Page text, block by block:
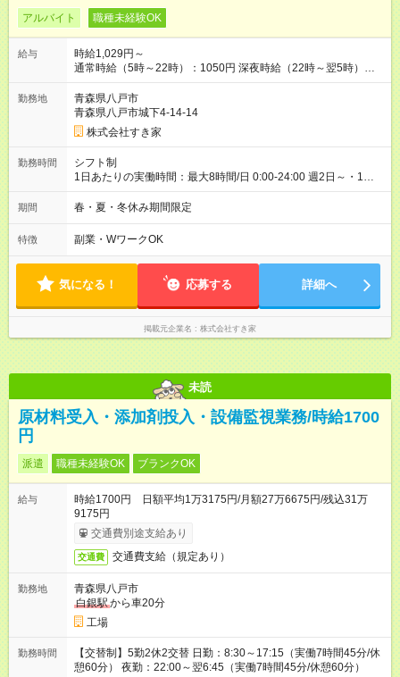
アルバイト 職種未経験OK
給与
時給1,029円～
通常時給（5時～22時）：1050円 深夜時給（22時～翌5時）：
1313円 高校生時給：1029円 【特別手当】早朝手当（5：00-9：
00）時給+150円 【試用期間】試用期間あり 試用期間の長さ：1
ヶ月 雇用形態、給与は本採用時と同じです。 試用期間の実態は
30日（※条件変更なし）ですが、切り上げで一ヶ月とさせてい
ただきます。 研修制度あり：15時間(研修中も同時給）
勤務地
青森県八戸市
青森県八戸市城下4-14-14
株式会社すき家
勤務時間
シフト制
1日あたりの実働時間：最大8時間/日 0:00-24:00 週2日～・1日
2h～OK ＜シフト例＞ 〇朝帯 5:00-9:00 〇昼帯 9:00-14:00 〇午
後帯 14:00-18:00 〇夜帯 18:00-22:00 〇深夜帯 22:00-翌5:00 基
ます♪
期間 春・夏・冬休み期間限定
特徴 副業・WワークOK
気になる！ 応募する 詳細へ
掲載元企業名 株式会社すき家
未読
原材料受入・添加剤投入・設備監視業務/時給1700
円
派遣 職種未経験OK ブランクOK
給与
時給1700円 日額平均1万3175円/月額27万6675円/残込31万
9175円
交通費別途支給あり
交通費 交通費支給（規定あり）
勤務地
青森県八戸市
白銀駅から車20分
工場
勤務時間
【交替制】5勤2休2交替 日勤：8:30～17:15（実働7時間45分/休
憩60分） 夜勤：22:00～翌6:45（実働7時間45分/休憩60分）